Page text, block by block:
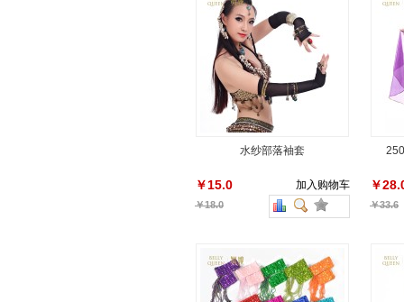
水纱部落袖套
￥15.0 加入购物车
￥18.0
￥
￥33.6